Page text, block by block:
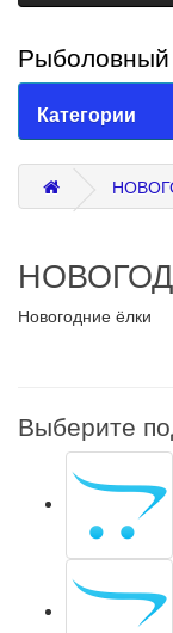
Рыболовный
Категории
Новогодние ёлки
Выберите